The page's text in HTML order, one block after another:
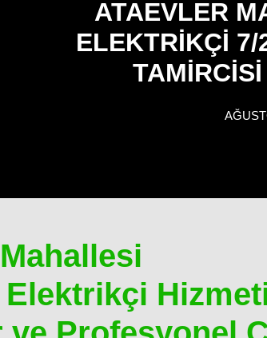
ATAEVLER
ELEKTRIKÇI 7/
Elektrikçi Hizmeti